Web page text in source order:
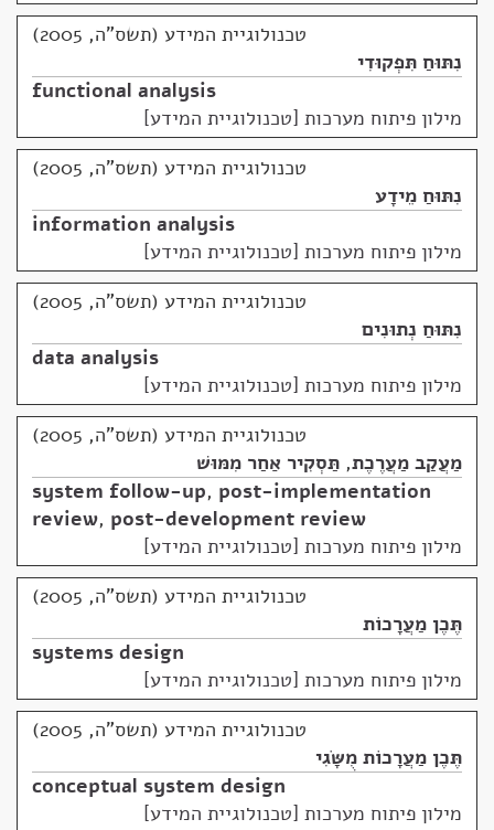
טכנולוגיית המידע (תשס"ה, 2005)
נִתּוּחַ תִּפְקוּדִי
functional analysis
מילון פיתוח מערכות [טכנולוגיית המידע]
טכנולוגיית המידע (תשס"ה, 2005)
נִתּוּחַ מֵידָע
information analysis
מילון פיתוח מערכות [טכנולוגיית המידע]
טכנולוגיית המידע (תשס"ה, 2005)
נִתּוּחַ נְתוּנִים
data analysis
מילון פיתוח מערכות [טכנולוגיית המידע]
טכנולוגיית המידע (תשס"ה, 2005)
מַעֲקַב מַעֲרֶכֶת, תַּסְקִיר אַחַר מִמּוּשׁ
system follow-up, post-implementation
review, post-development review
מילון פיתוח מערכות [טכנולוגיית המידע]
טכנולוגיית המידע (תשס"ה, 2005)
תֶּכֶן מַעֲרָכוֹת
systems design
מילון פיתוח מערכות [טכנולוגיית המידע]
טכנולוגיית המידע (תשס"ה, 2005)
תֶּכֶן מַעֲרָכוֹת מֻשָּׂגִי
conceptual system design
מילון פיתוח מערכות [טכנולוגיית המידע]